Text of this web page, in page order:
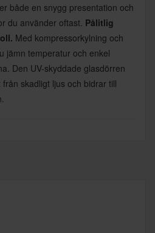
både en snygg presentation och
du använder oftast. Pålitlig
Med kompressorkylning och
jämn temperatur och enkel
Den UV-skyddade glasdörren
skadligt ljus och bidrar till